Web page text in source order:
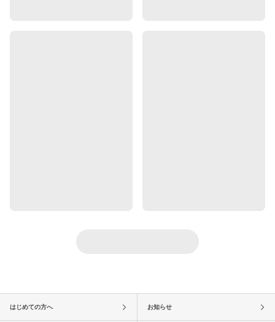
はじめての方へ お知らせ